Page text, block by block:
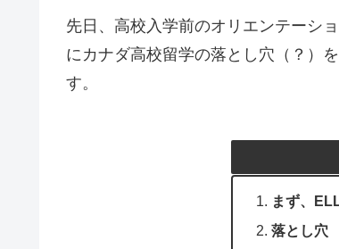
先日、高校入学前のオリエンテーシ
にカナダ高校留学の落とし穴（？）
す。
まず、
落とし穴